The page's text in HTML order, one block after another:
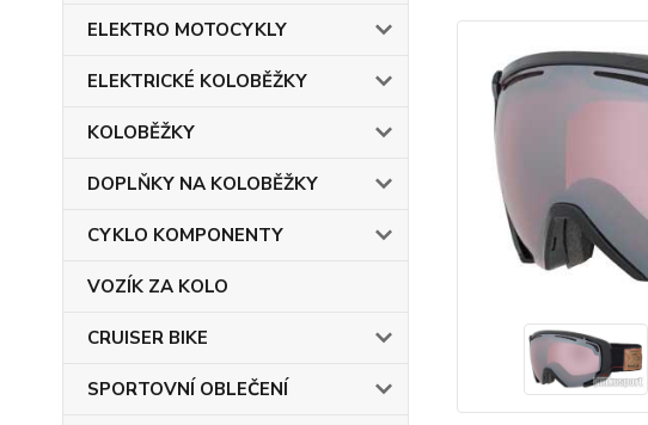
ELEKTRO MOTOCYKLY
ELEKTRICKÉ KOLOBĚŽKY
KOLOBĚŽKY
DOPLŇKY NA KOLOBĚŽKY
CYKLO KOMPONENTY
VOZÍK ZA KOLO
CRUISER BIKE
SPORTOVNÍ OBLEČENÍ